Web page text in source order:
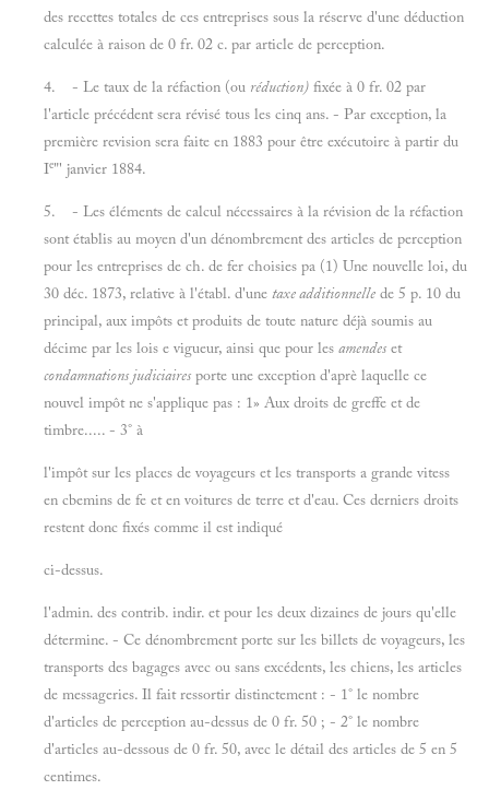
des recettes totales de ces entreprises sous la réserve d'une déduction
calculée à raison de 0 fr. 02 c. par article de perception.
4. - Le taux de la réfaction (ou réduction) fixée à 0 fr. 02 par
l'article précédent sera révisé tous les cinq ans. - Par exception, la
première revision sera faite en 1883 pour être exécutoire à partir du
Ie"' janvier 1884.
5. - Les éléments de calcul nécessaires à la révision de la réfaction
sont établis au moyen d'un dénombrement des articles de perception
pour les entreprises de ch. de fer choisies pa (1) Une nouvelle loi, du
30 déc. 1873, relative à l'établ. d'une taxe additionnelle de 5 p. 10 du
principal, aux impôts et produits de toute nature déjà soumis au
décime par les lois e vigueur, ainsi que pour les amendes et
condamnations judiciaires porte une exception d'aprè laquelle ce
nouvel impôt ne s'applique pas : 1» Aux droits de greffe et de
timbre..... - 3° à
l'impôt sur les places de voyageurs et les transports a grande vitess
en cbemins de fe et en voitures de terre et d'eau. Ces derniers droits
restent donc fixés comme il est indiqué
ci-dessus.
l'admin. des contrib. indir. et pour les deux dizaines de jours qu'elle
détermine. - Ce dénombrement porte sur les billets de voyageurs, les
transports des bagages avec ou sans excédents, les chiens, les articles
de messageries. Il fait ressortir distinctement : - 1° le nombre
d'articles de perception au-dessus de 0 fr. 50 ; - 2° le nombre
d'articles au-dessous de 0 fr. 50, avec le détail des articles de 5 en 5
centimes.